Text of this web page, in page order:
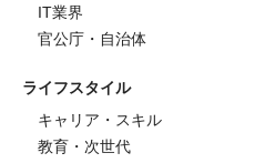
IT業界
官公庁・自治体
ライフスタイル
キャリア・スキル
教育・次世代